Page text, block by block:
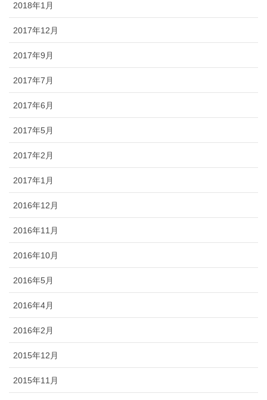
2018年1月
2017年12月
2017年9月
2017年7月
2017年6月
2017年5月
2017年2月
2017年1月
2016年12月
2016年11月
2016年10月
2016年5月
2016年4月
2016年2月
2015年12月
2015年11月